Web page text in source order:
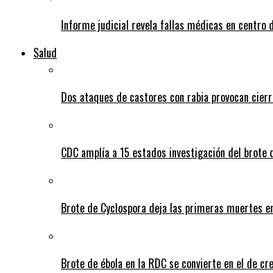
Informe judicial revela fallas médicas en centro
Salud
Dos ataques de castores con rabia provocan
CDC amplía a 15 estados investigación del brote
Brote de Cyclospora deja las primeras muertes
Brote de ébola en la RDC se convierte en el de